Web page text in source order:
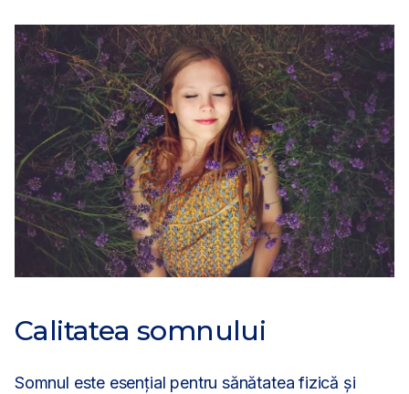
Calitatea somnului
Somnul este esențial pentru sănătatea fizică și